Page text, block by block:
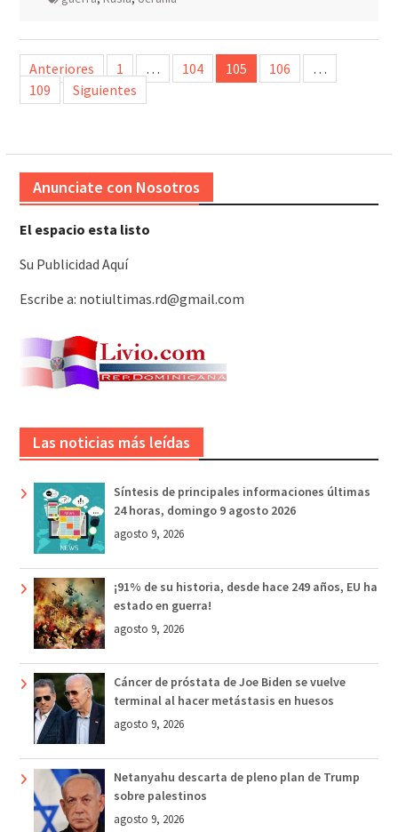
Paginación
de
entradas
Anteriores 1 … 104 105 106
…
109
Siguientes
Anunciate con Nosotros
El espacio esta listo
Su Publicidad Aquí
Escribe a: notiultimas.rd@gmail.com
Las noticias más leídas
Síntesis de principales informaciones últimas
24 horas, domingo 9 agosto 2026
agosto 9, 2026
¡91% de su historia, desde hace 249 años, EU ha
estado en guerra!
agosto 9, 2026
Cáncer de próstata de Joe Biden se vuelve
terminal al hacer metástasis en huesos
agosto 9, 2026
Netanyahu descarta de pleno plan de Trump
sobre palestinos
agosto 9, 2026